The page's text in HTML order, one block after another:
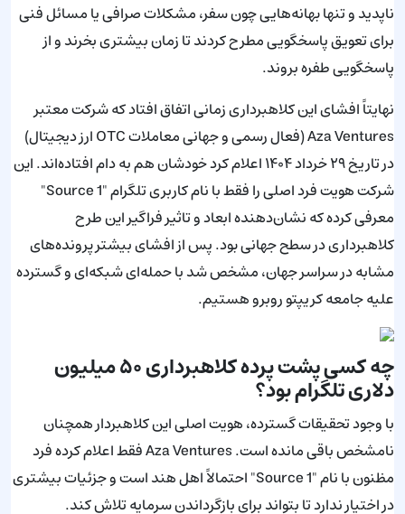
ناپدید و تنها بهانه‌هایی چون سفر، مشکلات صرافی یا مسائل فنی
برای تعویق پاسخگویی مطرح کردند تا زمان بیشتری بخرند و از
پاسخگویی طفره بروند.
نهایتاً افشای این کلاهبرداری زمانی اتفاق افتاد که شرکت معتبر
Aza Ventures (فعال رسمی و جهانی معاملات OTC ارز دیجیتال)
در تاریخ ۲۹ خرداد ۱۴۰۴ اعلام کرد خودشان هم به دام افتاده‌اند. این
شرکت هویت فرد اصلی را فقط با نام کاربری تلگرام "Source 1"
معرفی کرده که نشان‌دهنده ابعاد و تاثیر فراگیر این طرح
کلاهبرداری در سطح جهانی بود. پس از افشای بیشتر پرونده‌های
مشابه در سراسر جهان، مشخص شد با حمله‌ای شبکه‌ای و گسترده
علیه جامعه کریپتو روبرو هستیم.
چه کسی پشت پرده کلاهبرداری ۵۰ میلیون
دلاری تلگرام بود؟
با وجود تحقیقات گسترده، هویت اصلی این کلاهبردار همچنان
نامشخص باقی مانده است. Aza Ventures فقط اعلام کرده فرد
مظنون با نام "Source 1" احتمالاً اهل هند است و جزئیات بیشتری
در اختیار ندارد تا بتواند برای بازگرداندن سرمایه تلاش کند.